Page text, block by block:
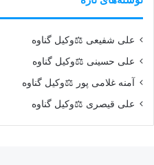
علی شفیعی ⚖️وکیل گناوه
علی حسینی ⚖️وکیل گناوه
آمنه غلامی پور ⚖️وکیل گناوه
علی قیصری ⚖️وکیل گناوه